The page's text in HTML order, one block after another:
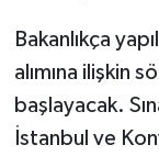
Bakanlıkça
alımına ilişkin
başlayacak.
İstanbul ve